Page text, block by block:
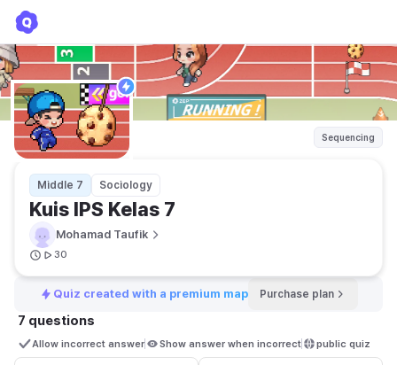
Sequencing
Middle 7 Sociology
Kuis IPS Kelas 7
Mohamad Taufik
30
Quiz created with a premium map Purchase plan
7 questions
Allow incorrect answer Show answer when incorrect public quiz